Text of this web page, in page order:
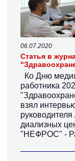
06.07.2020
Статья в
Ко Дню
работника
взял
диализных
"НЕФРОС" -